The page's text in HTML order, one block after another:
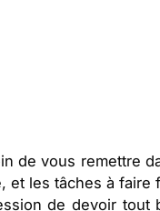
de vous remettre
et les tâches à faire
de devoir tout